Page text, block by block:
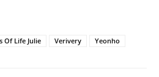
Of Life Julie Verivery Yeonho